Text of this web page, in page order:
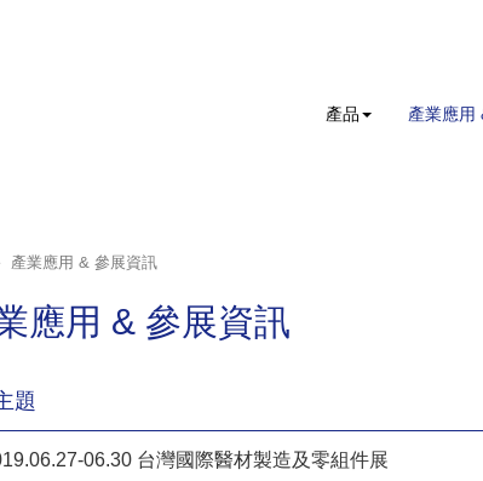
產品 產業應用
產業應用 & 參展資訊
應用 & 參展資訊
題
06.30 台灣國際醫材製造及零組件展